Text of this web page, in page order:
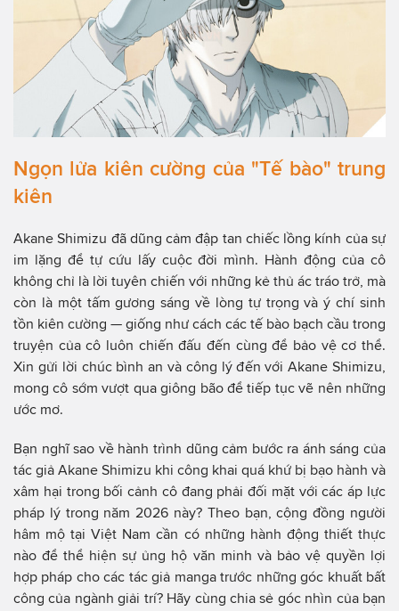
Ngọn lửa kiên cường của "Tế bào" trung
kiên
Akane Shimizu đã dũng cảm đập tan chiếc lồng kính của sự
im lặng để tự cứu lấy cuộc đời mình. Hành động của cô
không chỉ là lời tuyên chiến với những kẻ thủ ác tráo trở, mà
còn là một tấm gương sáng về lòng tự trọng và ý chí sinh
tồn kiên cường — giống như cách các tế bào bạch cầu trong
truyện của cô luôn chiến đấu đến cùng để bảo vệ cơ thể.
Xin gửi lời chúc bình an và công lý đến với Akane Shimizu,
mong cô sớm vượt qua giông bão để tiếp tục vẽ nên những
ước mơ.
Bạn nghĩ sao về hành trình dũng cảm bước ra ánh sáng của
tác giả Akane Shimizu khi công khai quá khứ bị bạo hành và
xâm hại trong bối cảnh cô đang phải đối mặt với các áp lực
pháp lý trong năm 2026 này? Theo bạn, cộng đồng người
hâm mộ tại Việt Nam cần có những hành động thiết thực
nào để thể hiện sự ủng hộ văn minh và bảo vệ quyền lợi
hợp pháp cho các tác giả manga trước những góc khuất bất
công của ngành giải trí? Hãy cùng chia sẻ góc nhìn của bạn